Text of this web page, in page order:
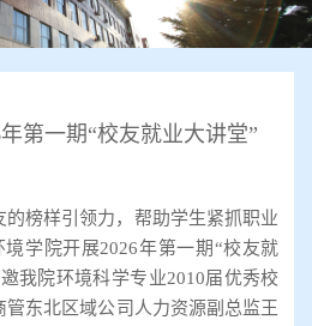
第一期“校友就业大讲堂”
的榜样引领力，帮助学生紧抓职业
学院开展2026年第一期“校友就
我院环境科学专业2010届优秀校
东北区域公司人力资源副总监王